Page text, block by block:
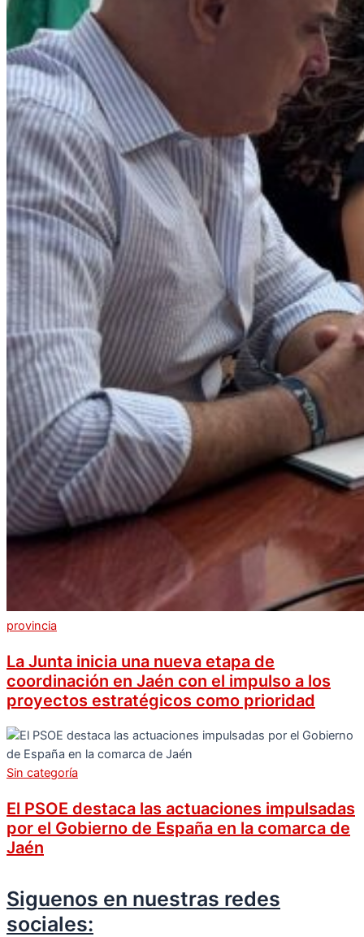
provincia
La Junta inicia una nueva etapa de
coordinación en Jaén con el impulso a los
proyectos estratégicos como prioridad
Sin categoría
El PSOE destaca las actuaciones impulsadas
por el Gobierno de España en la comarca de
Jaén
Siguenos en nuestras redes
sociales: